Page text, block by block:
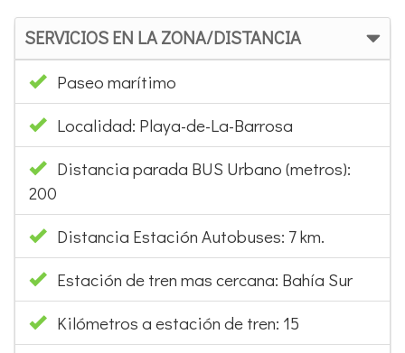
SERVICIOS EN LA ZONA/DISTANCIA
Paseo marítimo
Localidad: Playa-de-La-Barrosa
Distancia parada BUS Urbano (metros):
200
Distancia Estación Autobuses: 7 km.
Estación de tren mas cercana: Bahía Sur
Kilómetros a estación de tren: 15